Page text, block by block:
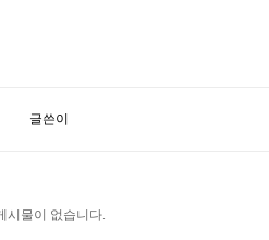
글쓴이
시물이 없습니다.